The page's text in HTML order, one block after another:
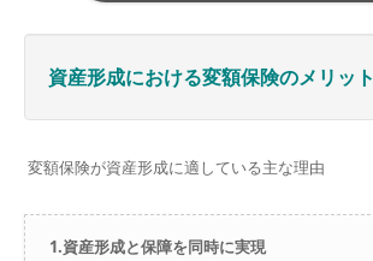
資産形成における変額保険のメリット
変額保険が資産形成に適している主な理由
1.資産形成と保障を同時に実現